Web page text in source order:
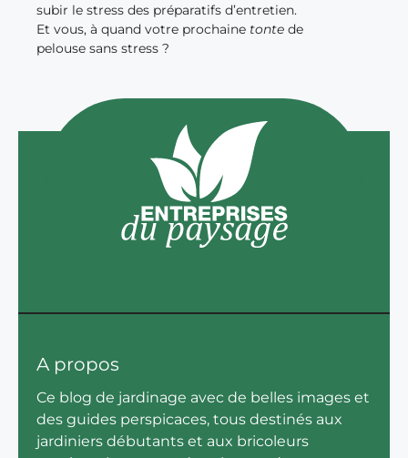
subir le stress des préparatifs d’entretien.
Et vous, à quand votre prochaine tonte de
pelouse sans stress ?
A propos
Ce blog de jardinage avec de belles images et
des guides perspicaces, tous destinés aux
jardiniers débutants et aux bricoleurs